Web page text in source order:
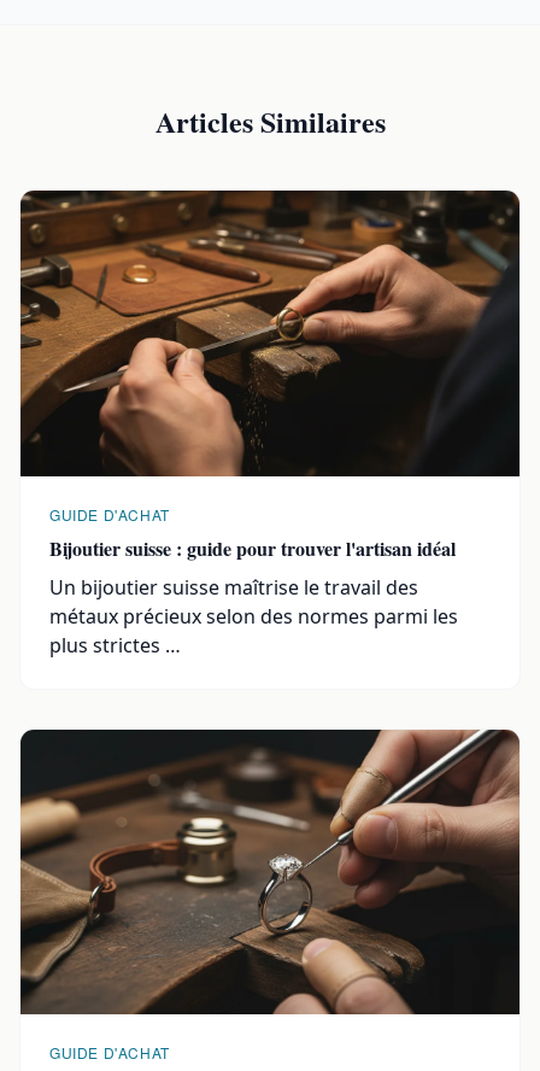
Articles Similaires
GUIDE D'ACHAT
Bijoutier suisse : guide pour trouver l'artisan idéal
Un bijoutier suisse maîtrise le travail des
métaux précieux selon des normes parmi les
plus strictes …
GUIDE D'ACHAT